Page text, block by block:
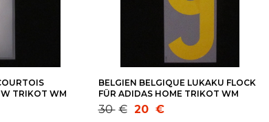
TRIKOT WM
BELGIEN BELGIQUE LUKAKU FLOCK
FÜR ADIDAS HOME TRIKOT WM
2014-QUALI.EM 2016
30 €
Ursprünglicher
20 €
Aktueller